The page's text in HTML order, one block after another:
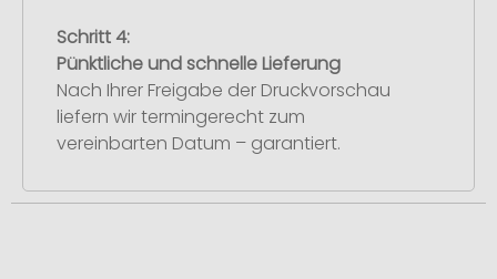
Schritt 4:
Pünktliche und schnelle Lieferung
Nach Ihrer Freigabe der Druckvorschau
liefern wir termingerecht zum
vereinbarten Datum – garantiert.